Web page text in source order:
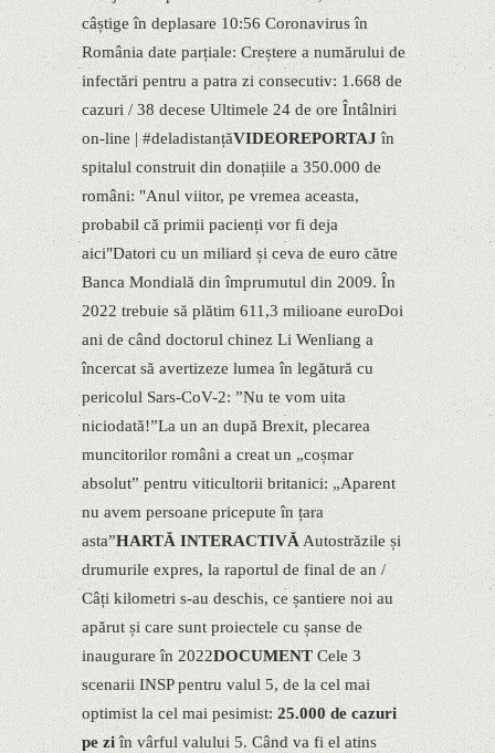
câștige în deplasare 10:56 Coronavirus în
România date parțiale: Creștere a numărului de
infectări pentru a patra zi consecutiv: 1.668 de
cazuri / 38 decese Ultimele 24 de ore Întâlniri
on-line | #deladistanțăVIDEOREPORTAJîn
spitalul construit din donațiile a 350.000 de
români: "Anul viitor, pe vremea aceasta,
probabil că primii pacienți vor fi deja
aici"Datori cu un miliard și ceva de euro către
Banca Mondială din împrumutul din 2009. În
2022 trebuie să plătim 611,3 milioane euroDoi
ani de când doctorul chinez Li Wenliang a
încercat să avertizeze lumea în legătură cu
pericolul Sars-CoV-2: ”Nu te vom uita
niciodată!”La un an după Brexit, plecarea
muncitorilor români a creat un „coșmar
absolut” pentru viticultorii britanici: „Aparent
nu avem persoane pricepute în țara
asta”HARTĂ INTERACTIVĂAutostrăzile și
drumurile expres, la raportul de final de an /
Câți kilometri s-au deschis, ce șantiere noi au
apărut și care sunt proiectele cu șanse de
inaugurare în 2022​DOCUMENTCele 3
scenarii INSP pentru valul 5, de la cel mai
optimist la cel mai pesimist:25.000 de cazuri
pe ziîn vârful valului 5. Când va fi el atins